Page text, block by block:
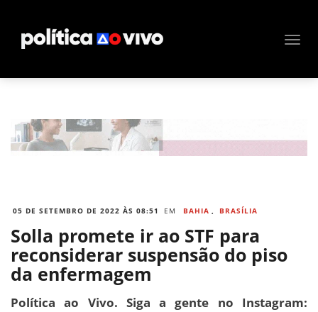
05 DE SETEMBRO DE 2022 ÀS 08:51 EM BAHIA , BRASÍLIA
Solla promete ir ao STF para
reconsiderar suspensão do piso
da enfermagem
Política ao Vivo. Siga a gente no Instagram: